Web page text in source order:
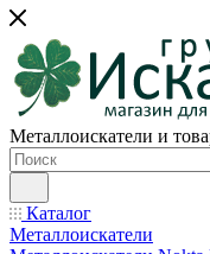
Металлоискатели и
Каталог
Металлоискатели